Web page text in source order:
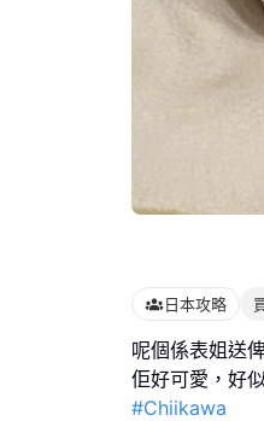
日本攻略
呢個係表姐送
#Chiikawa